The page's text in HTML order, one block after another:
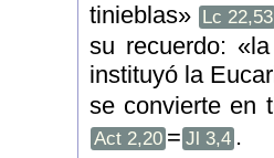
tinieblas»
Lc 22,53
su recuerdo:
instituyó la
se convierte en
Act 2,20 = Jl 3,4 .